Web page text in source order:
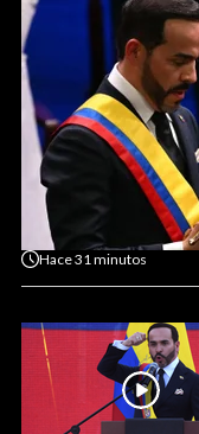
Hace31 minutos